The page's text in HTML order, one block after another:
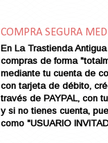
Ana de Brooklyn
Ana y El Rey de Siam
Anatomía de un
Andrés Harvey
Andrés Harvey Tenorio
Andrés Harvey se
COMPRA SEGURA
En La Trastienda
compras de forma
mediante tu cuenta de
con tarjeta de débito,
través de PAYPAL, con
y si no tienes cuenta,
como "USUARIO